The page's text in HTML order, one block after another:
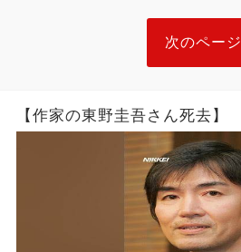
次のページ
【作家の東野圭吾さん死去】